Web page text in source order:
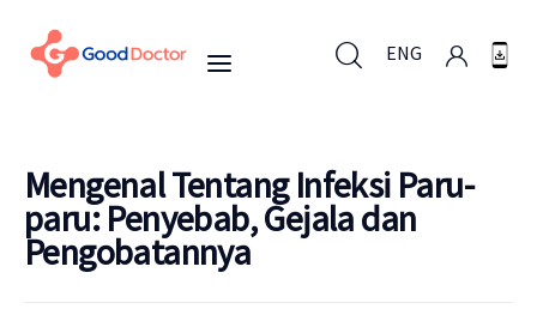
ENG
ENG
Untuk Bisnis
Mengenal Tentang Infeksi Paru-
paru: Penyebab, Gejala dan
Pengobatannya